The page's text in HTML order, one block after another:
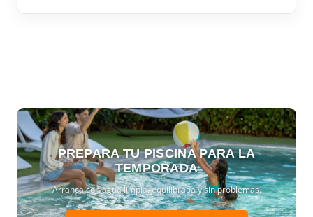
PREPARA TU PISCINA PARA LA
TEMPORADA
Arranca con agua limpia, equilibrada y sin problemas.